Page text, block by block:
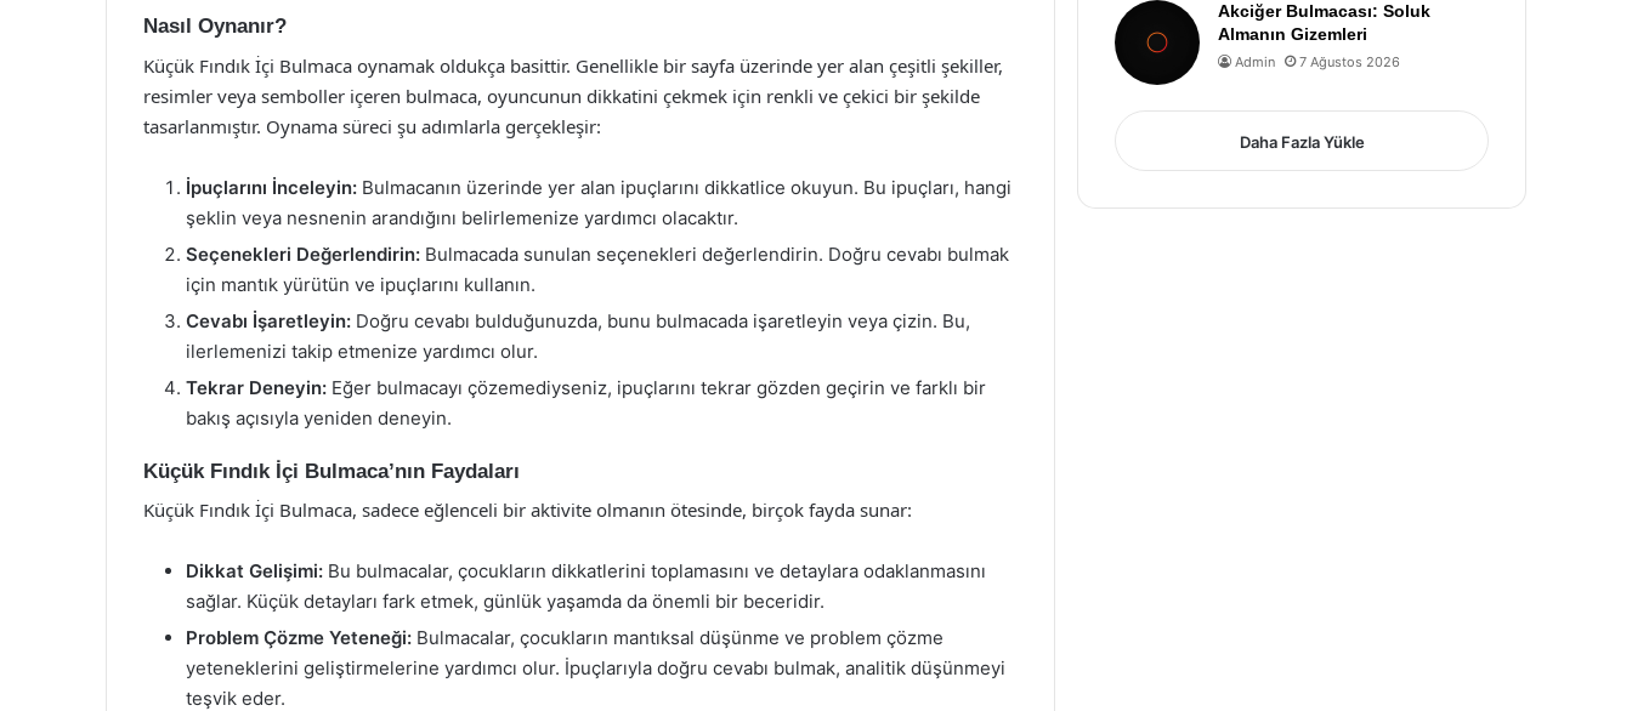
Nasıl Oynanır?
Küçük Fındık İçi Bulmaca oynamak oldukça basittir. Genellikle bir sayfa üzerinde yer alan çeşitli şekiller,
resimler veya semboller içeren bulmaca, oyuncunun dikkatini çekmek için renkli ve çekici bir şekilde
tasarlanmıştır. Oynama süreci şu adımlarla gerçekleşir:
İpuçlarını İnceleyin: Bulmacanın üzerinde yer alan ipuçlarını dikkatlice okuyun. Bu ipuçları, hangi
şeklin veya nesnenin arandığını belirlemenize yardımcı olacaktır.
Seçenekleri Değerlendirin: Bulmacada sunulan seçenekleri değerlendirin. Doğru cevabı bulmak
için mantık yürütün ve ipuçlarını kullanın.
Cevabı İşaretleyin: Doğru cevabı bulduğunuzda, bunu bulmacada işaretleyin veya çizin. Bu,
ilerlemenizi takip etmenize yardımcı olur.
Tekrar Deneyin: Eğer bulmacayı çözemediyseniz, ipuçlarını tekrar gözden geçirin ve farklı bir
bakış açısıyla yeniden deneyin.
Küçük Fındık İçi Bulmaca’nın Faydaları
Küçük Fındık İçi Bulmaca, sadece eğlenceli bir aktivite olmanın ötesinde, birçok fayda sunar:
Dikkat Gelişimi: Bu bulmacalar, çocukların dikkatlerini toplamasını ve detaylara odaklanmasını
sağlar. Küçük detayları fark etmek, günlük yaşamda da önemli bir beceridir.
Problem Çözme Yeteneği: Bulmacalar, çocukların mantıksal düşünme ve problem çözme
yeteneklerini geliştirmelerine yardımcı olur. İpuçlarıyla doğru cevabı bulmak, analitik düşünmeyi
teşvik eder.
Akciğer Bulmacası: Soluk
Almanın Gizemleri
Admin 7 Ağustos 2026
Daha Fazla Yükle